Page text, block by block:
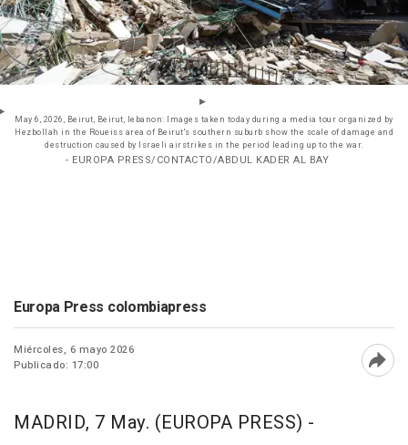
May 6, 2026, Beirut, Beirut, lebanon: Images taken today during a media tour organized by
Hezbollah in the Roueiss area of Beirut's southern suburb show the scale of damage and
destruction caused by Israeli airstrikes in the period leading up to the war.
- EUROPA PRESS/CONTACTO/ABDUL KADER AL BAY
Europa Press colombiapress
Miércoles, 6 mayo 2026
Publicado: 17:00
MADRID, 7 May. (EUROPA PRESS) -